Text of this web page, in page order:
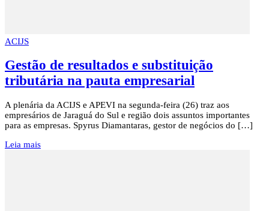
ACIJS
Gestão de resultados e substituição
tributária na pauta empresarial
A plenária da ACIJS e APEVI na segunda-feira (26) traz aos
empresários de Jaraguá do Sul e região dois assuntos importantes
para as empresas. Spyrus Diamantaras, gestor de negócios do […]
Leia mais